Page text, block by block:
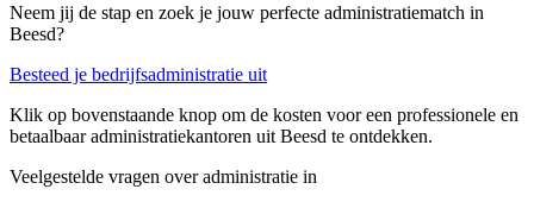
Neem jij de stap en zoek je jouw perfecte administratiematch in
Beesd?
Besteed je bedrijfsadministratie uit
Klik op bovenstaande knop om de kosten voor een professionele en
betaalbaar administratiekantoren uit Beesd te ontdekken.
Veelgestelde vragen over administratie in